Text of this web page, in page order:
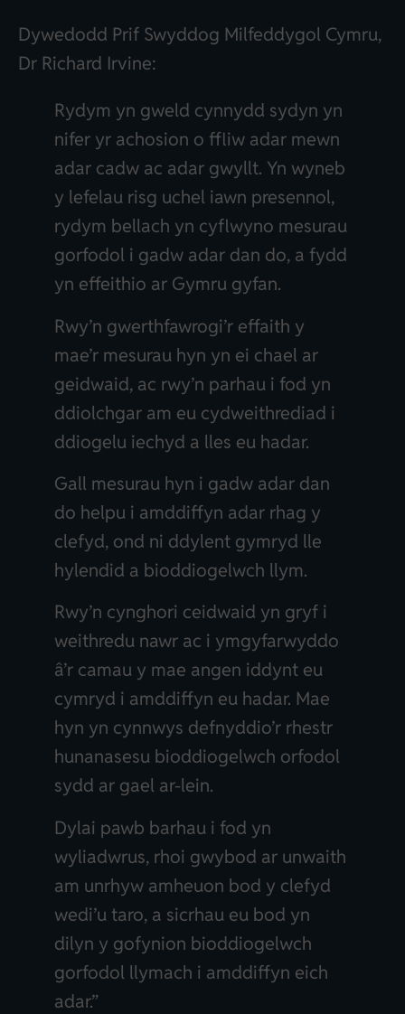
Dywedodd Prif Swyddog Milfeddygol Cymru,
Dr Richard Irvine:
Rydym yn gweld cynnydd sydyn yn
nifer yr achosion o ffliw adar mewn
adar cadw ac adar gwyllt. Yn wyneb
y lefelau risg uchel iawn presennol,
rydym bellach yn cyflwyno mesurau
gorfodol i gadw adar dan do, a fydd
yn effeithio ar Gymru gyfan.
Rwy’n gwerthfawrogi’r effaith y
mae’r mesurau hyn yn ei chael ar
geidwaid, ac rwy’n parhau i fod yn
ddiolchgar am eu cydweithrediad i
ddiogelu iechyd a lles eu hadar.
Gall mesurau hyn i gadw adar dan
do helpu i amddiffyn adar rhag y
clefyd, ond ni ddylent gymryd lle
hylendid a bioddiogelwch llym.
Rwy’n cynghori ceidwaid yn gryf i
weithredu nawr ac i ymgyfarwyddo
â’r camau y mae angen iddynt eu
cymryd i amddiffyn eu hadar. Mae
hyn yn cynnwys defnyddio’r rhestr
hunanasesu bioddiogelwch orfodol
sydd ar gael ar-lein.
Dylai pawb barhau i fod yn
wyliadwrus, rhoi gwybod ar unwaith
am unrhyw amheuon bod y clefyd
wedi’u taro, a sicrhau eu bod yn
dilyn y gofynion bioddiogelwch
gorfodol llymach i amddiffyn eich
adar.”